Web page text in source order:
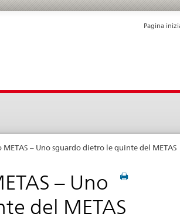
Pagina
– Uno sguardo dietro le quinte del METAS
– Uno
del METAS